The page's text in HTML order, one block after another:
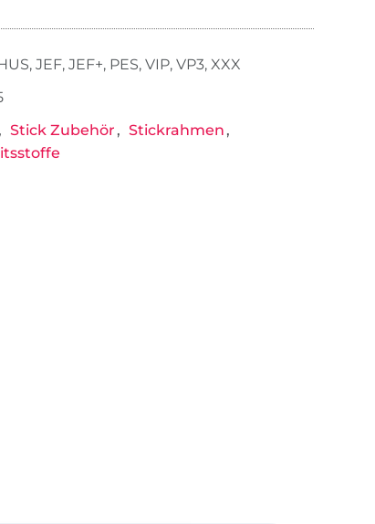
JEF, JEF+, PES, VIP, VP3, XXX
Stick Zubehör
Stickrahmen